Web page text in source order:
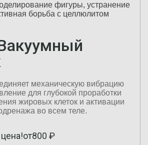
фигуры, устранение
борьба с целлюлитом
механическую вибрацию
для глубокой проработки
жировых клеток и активации
во всем теле.
от800 ₽